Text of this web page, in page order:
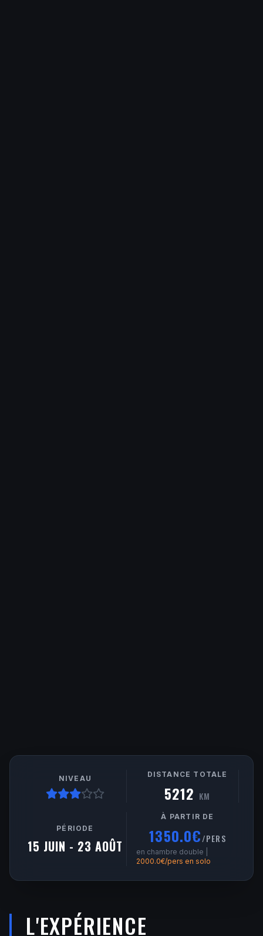
NIVEAU DISTANCE TOTALE
5212 KM
PÉRIODE
15 JUIN - 23 AOÛT
À PARTIR DE
1350.0€/PERS
en chambre double |
2000.0€/pers en solo
L'EXPÉRIENCE